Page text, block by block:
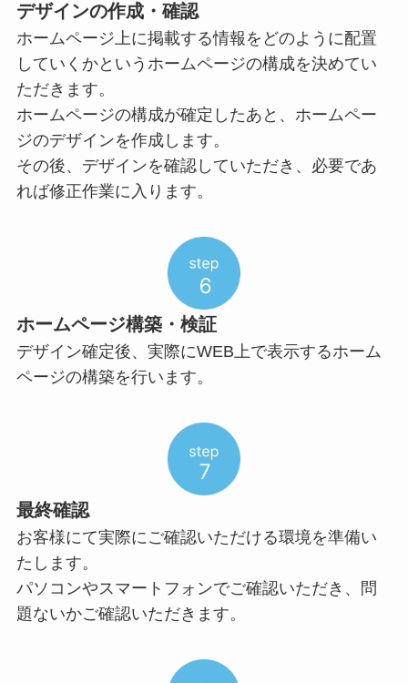
デザインの作成・確認
ホームページ上に掲載する情報をどのように配置
していくかというホームページの構成を決めてい
ただきます。
ホームページの構成が確定したあと、ホームペー
ジのデザインを作成します。
その後、デザインを確認していただき、必要であ
れば修正作業に入ります。
ホームページ構築・検証
デザイン確定後、実際にWEB上で表示するホーム
ページの構築を行います。
最終確認
お客様にて実際にご確認いただける環境を準備い
たします。
パソコンやスマートフォンでご確認いただき、問
題ないかご確認いただきます。